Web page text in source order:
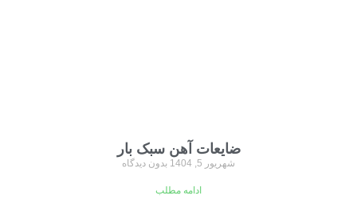
ضایعات آهن سبک بار
شهریور 5, 1404 بدون دیدگاه
ادامه مطلب